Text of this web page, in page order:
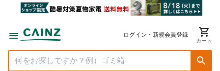
ログイン・新規会員登録
カート